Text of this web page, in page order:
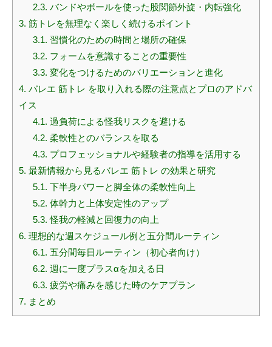
2.3. バンドやボールを使った股関節外旋・内転強化
3. 筋トレを無理なく楽しく続けるポイント
3.1. 習慣化のための時間と場所の確保
3.2. フォームを意識することの重要性
3.3. 変化をつけるためのバリエーションと進化
4. バレエ 筋トレ を取り入れる際の注意点とプロのアドバ
イス
4.1. 過負荷による怪我リスクを避ける
4.2. 柔軟性とのバランスを取る
4.3. プロフェッショナルや経験者の指導を活用する
5. 最新情報から見るバレエ 筋トレ の効果と研究
5.1. 下半身パワーと脚全体の柔軟性向上
5.2. 体幹力と上体安定性のアップ
5.3. 怪我の軽減と回復力の向上
6. 理想的な週スケジュール例と五分間ルーティン
6.1. 五分間毎日ルーティン（初心者向け）
6.2. 週に一度プラスαを加える日
6.3. 疲労や痛みを感じた時のケアプラン
7. まとめ